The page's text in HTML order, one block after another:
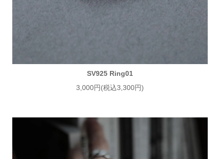
SV925 Ring01
3,000円(税込3,300円)